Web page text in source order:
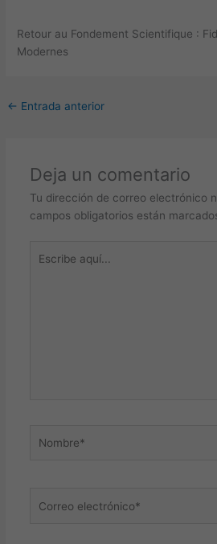
Retour au Fondement Scientifique :
Modernes
← Entrada anterior
Deja un comentario
Tu dirección de correo electrónico
campos obligatorios están
aquí...
electrónico*